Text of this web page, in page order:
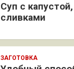
Суп с
сливками
ЗАГОТОВКА